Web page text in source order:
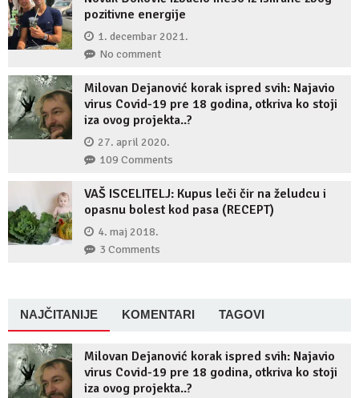
pozitivne energije
1. decembar 2021.
No comment
Milovan Dejanović korak ispred svih: Najavio
virus Covid-19 pre 18 godina, otkriva ko stoji
iza ovog projekta..?
27. april 2020.
109 Comments
VAŠ ISCELITELJ: Kupus leči čir na želudcu i
opasnu bolest kod pasa (RECEPT)
4. maj 2018.
3 Comments
NAJČITANIJE KOMENTARI TAGOVI
Milovan Dejanović korak ispred svih: Najavio
virus Covid-19 pre 18 godina, otkriva ko stoji
iza ovog projekta..?